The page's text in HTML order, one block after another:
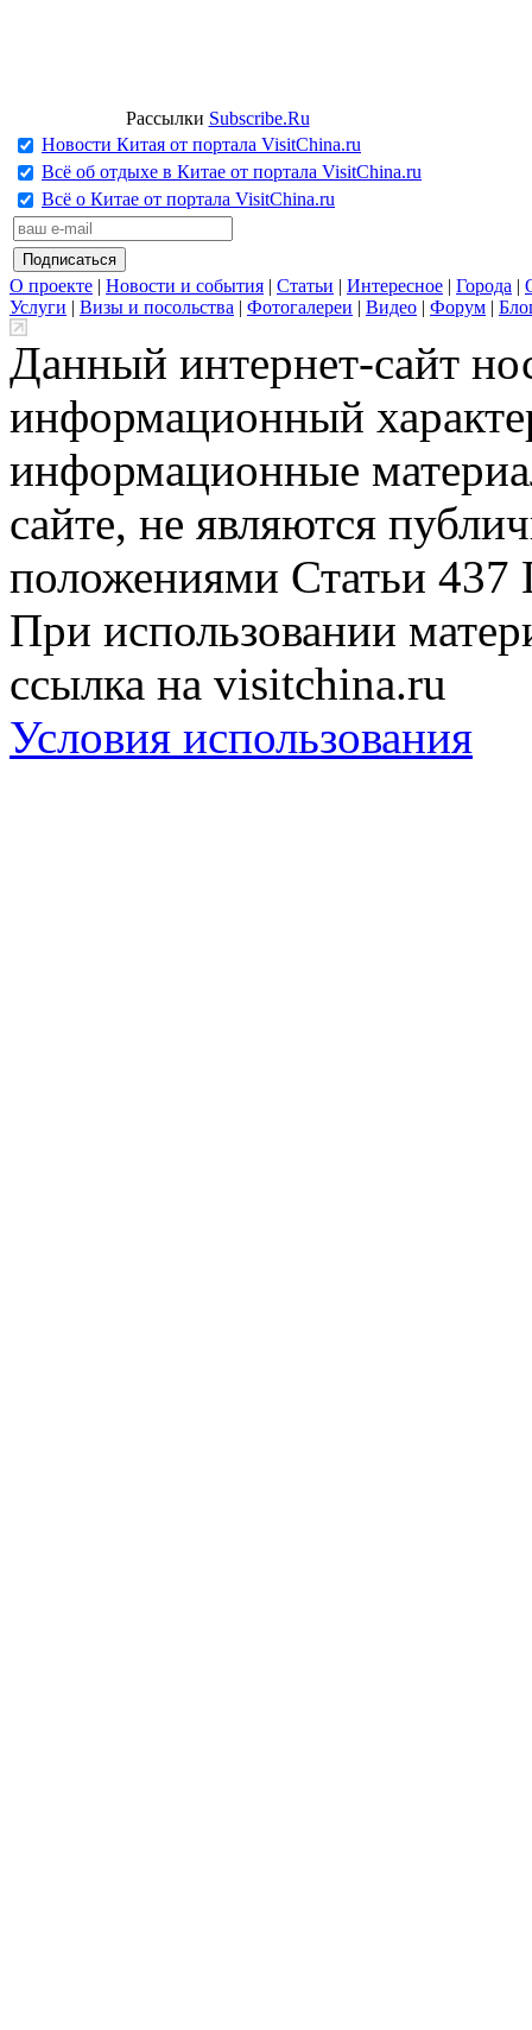
Рассылки Subscribe.Ru
Новости Китая от портала VisitChina.ru
Всё об отдыхе в Китае от портала VisitChina.ru
Всё о Китае от портала VisitChina.ru
О проекте | Новости и события | Статьи | Интересное | Города |
Услуги | Визы и посольства | Фотогалереи | Видео | Форум |
Данный интернет-сайт
информационный
информационные
сайте, не являются
положениями Статьи 437
При использовании
ссылка на visitchina.ru
Условия использования